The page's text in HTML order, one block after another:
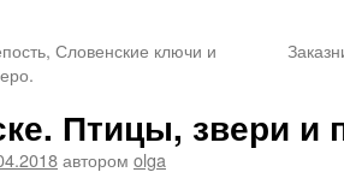
Словенские ключи и
Птицы, звери и
автором olga